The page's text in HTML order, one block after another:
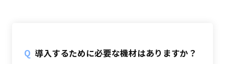
導入するために必要な機材はありますか？